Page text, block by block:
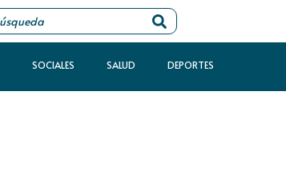
SOCIALES SALUD DEPORTES